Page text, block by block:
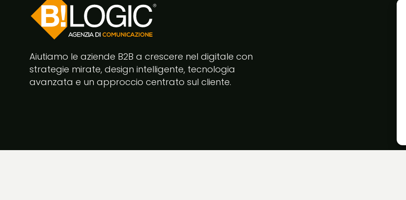
Aiutiamo le aziende B2B a crescere nel digitale con
strategie mirate, design intelligente, tecnologia
avanzata e un approccio centrato sul cliente.